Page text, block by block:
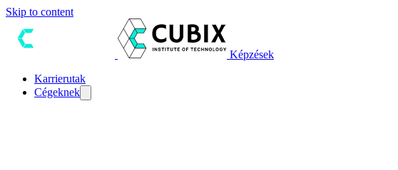
Skip to content
Képzések
Karrierutak
Cégeknek